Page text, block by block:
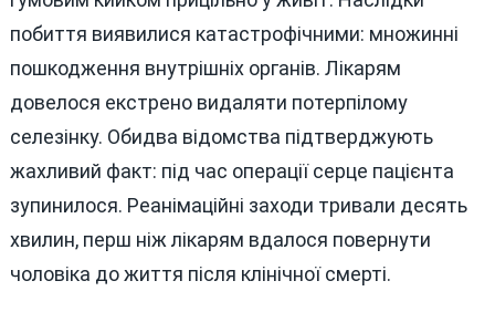
побиття виявилися катастрофічними: множинні
пошкодження внутрішніх органів. Лікарям
довелося екстрено видаляти потерпілому
селезінку. Обидва відомства підтверджують
жахливий факт: під час операції серце пацієнта
зупинилося. Реанімаційні заходи тривали десять
хвилин, перш ніж лікарям вдалося повернути
чоловіка до життя після клінічної смерті.